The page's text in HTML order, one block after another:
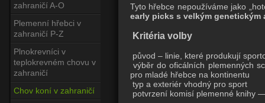
zahraničí A-O
Plemenní hřebci v
zahraničí P-Z
Plnokrevníci v
teplokrevném chovu v
zahraničí
Chov koní v zahraničí
Tyto hřebce nepoužíváme jako
early picks s velkým
Kritéria volby
původ – linie, které produkují
výběr do oficálních plemenných
pro mladé hřebce na kontinentu
typ a exteriér vhodný pro sport
potvrzení komisí plemenné knihy